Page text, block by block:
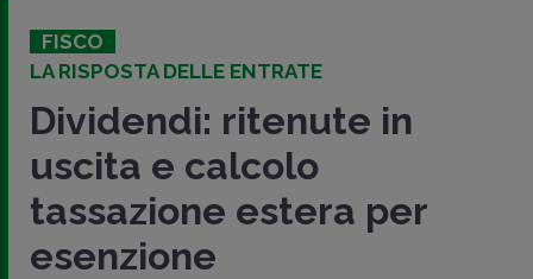
FISCO
LA RISPOSTA DELLE ENTRATE
Dividendi: ritenute in
uscita e calcolo
tassazione estera per
esenzione